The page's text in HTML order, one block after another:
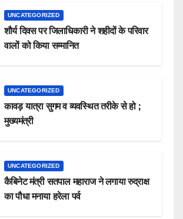
UNCATEGORIZED
शौर्य दिवस पर जिलाधिकारी ने शहीदों के परिवार
वालों को किया सम्मानित
UNCATEGORIZED
कावड़ यात्रा सुगम व व्यवस्थित तरीके से हो ;
मुख्यमंत्री
UNCATEGORIZED
कैबिनेट मंत्री सतपाल महाराज ने लगाया रुद्राक्ष
का पौधा मनाया हरेला पर्व